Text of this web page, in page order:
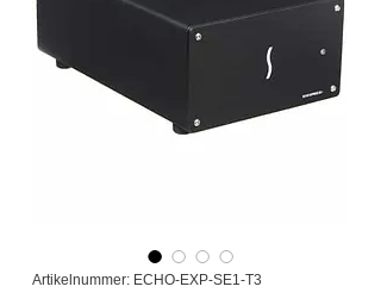
Artikelnummer: ECHO-EXP-SE1-T3